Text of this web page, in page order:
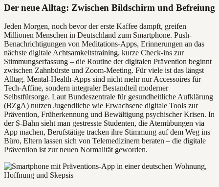
Der neue Alltag: Zwischen Bildschirm und Befreiung
Jeden Morgen, noch bevor der erste Kaffee dampft, greifen
Millionen Menschen in Deutschland zum Smartphone. Push-
Benachrichtigungen von Meditations-Apps, Erinnerungen an das
nächste digitale Achtsamkeitstraining, kurze Check-ins zur
Stimmungserfassung – die Routine der digitalen Prävention beginnt
zwischen Zahnbürste und Zoom-Meeting. Für viele ist das längst
Alltag. Mental-Health-Apps sind nicht mehr nur Accessoires für
Tech-Affine, sondern integraler Bestandteil moderner
Selbstfürsorge. Laut Bundeszentrale für gesundheitliche Aufklärung
(BZgA) nutzen Jugendliche wie Erwachsene digitale Tools zur
Prävention, Früherkennung und Bewältigung psychischer Krisen. In
der S-Bahn sieht man gestresste Studenten, die Atemübungen via
App machen, Berufstätige tracken ihre Stimmung auf dem Weg ins
Büro, Eltern lassen sich von Telemedizinern beraten – die digitale
Prävention ist zur neuen Normalität geworden.